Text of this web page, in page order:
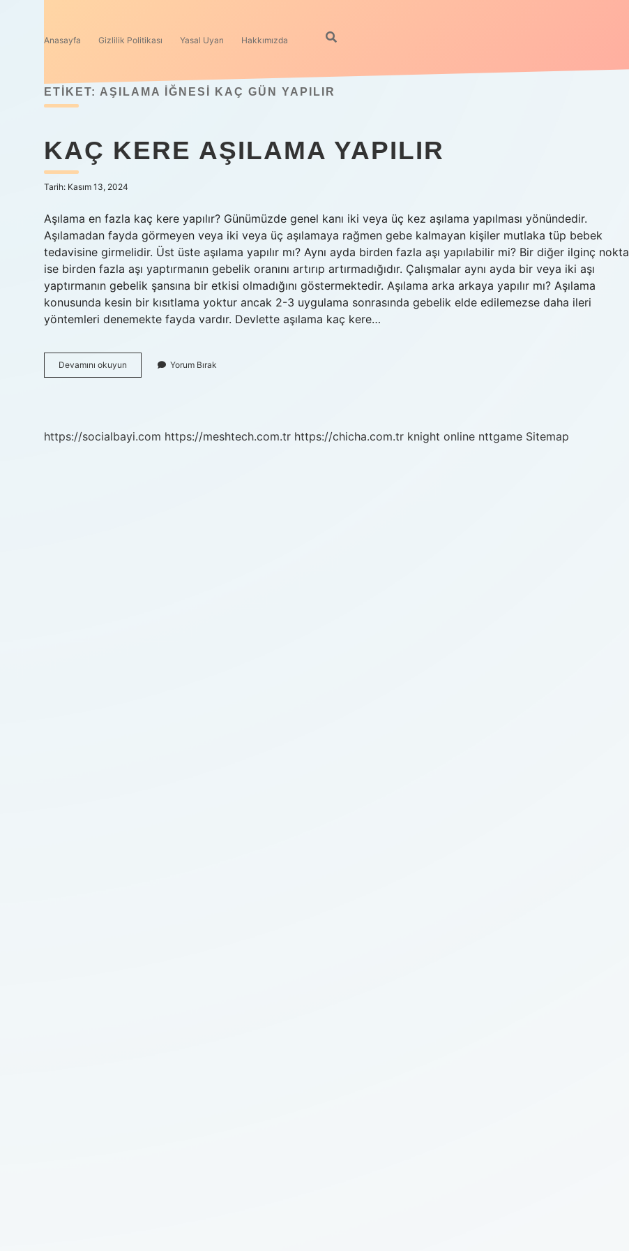
Anasayfa Gizlilik Politikası Yasal Uyarı Hakkımızda
ETIKET: AŞILAMA IĞNESI KAÇ GÜN YAPILIR
KAÇ KERE AŞILAMA YAPILIR
Tarih: Kasım 13, 2024
Aşılama en fazla kaç kere yapılır? Günümüzde genel kanı iki veya üç kez aşılama yapılması yönündedir.
Aşılamadan fayda görmeyen veya iki veya üç aşılamaya rağmen gebe kalmayan kişiler mutlaka tüp bebek
tedavisine girmelidir. Üst üste aşılama yapılır mı? Aynı ayda birden fazla aşı yapılabilir mi? Bir diğer ilginç nokta
ise birden fazla aşı yaptırmanın gebelik oranını artırıp artırmadığıdır. Çalışmalar aynı ayda bir veya iki aşı
yaptırmanın gebelik şansına bir etkisi olmadığını göstermektedir. Aşılama arka arkaya yapılır mı? Aşılama
konusunda kesin bir kısıtlama yoktur ancak 2-3 uygulama sonrasında gebelik elde edilemezse daha ileri
yöntemleri denemekte fayda vardır. Devlette aşılama kaç kere…
Devamını okuyun
Kere
Yorum Bırak
https://socialbayi.com https://meshtech.com.tr https://chicha.com.tr knight online nttgame Sitemap